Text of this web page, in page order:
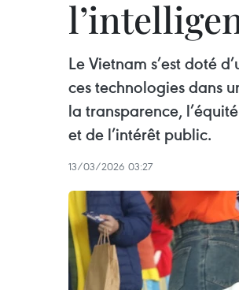
Le Vietnam s’est doté
ces technologies dans
la transparence,
et de l’intérêt public.
13/03/2026 03:27